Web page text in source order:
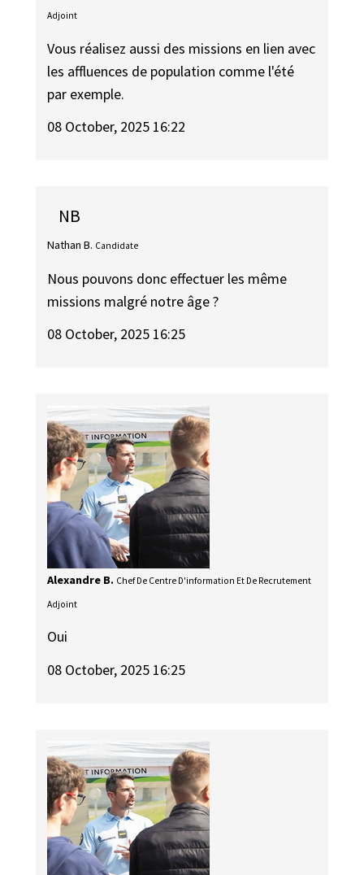
Adjoint
Vous réalisez aussi des missions en lien avec
les affluences de population comme l'été
par exemple.
08 October, 2025 16:22
NB
Nathan B. Candidate
Nous pouvons donc effectuer les même
missions malgré notre âge ?
08 October, 2025 16:25
Alexandre B. Chef De Centre D'information Et De Recrutement
Adjoint
Oui
08 October, 2025 16:25